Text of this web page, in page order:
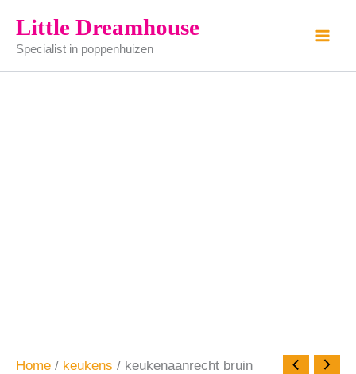
naar
inhoud
Little Dreamhouse
Specialist in poppenhuizen
Home / keukens / keukenaanrecht bruin
bruin
aantal